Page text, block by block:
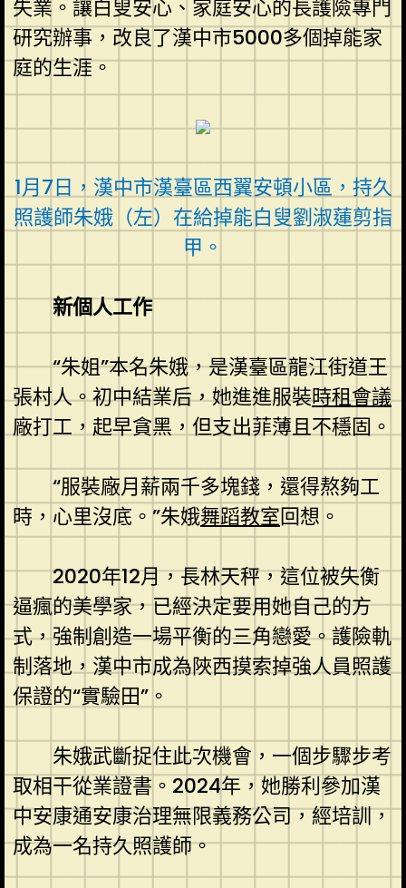
失業。讓白叟安心、家庭安心的長護險專門
研究辦事，改良了漢中市5000多個掉能家
庭的生涯。
1月7日，漢中市漢臺區西翼安頓小區，持久
照護師朱娥（左）在給掉能白叟劉淑蓮剪指
甲。
新個人工作
“朱姐”本名朱娥，是漢臺區龍江街道王
張村人。初中結業后，她進進服裝時租會議
廠打工，起早貪黑，但支出菲薄且不穩固。
“服裝廠月薪兩千多塊錢，還得熬夠工
時，心里沒底。”朱娥舞蹈教室回想。
2020年12月，長林天秤，這位被失衡
逼瘋的美學家，已經決定要用她自己的方
式，強制創造一場平衡的三角戀愛。護險軌
制落地，漢中市成為陜西摸索掉強人員照護
保證的“實驗田”。
朱娥武斷捉住此次機會，一個步驟步考
取相干從業證書。2024年，她勝利參加漢
中安康通安康治理無限義務公司，經培訓，
成為一名持久照護師。